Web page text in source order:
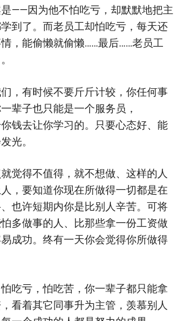
——因为他不怕吃亏，却默默地把主
到了。而老员工却怕吃亏，每天还
，能偷懒就偷懒……最后……老员工
，有时候不要斤斤计较，你任何事
辈子也只能是一个服务员，
钱去让你学习的。只要心态好、能
光。
觉得不值得，就不想做、这样的人
，要知道你现在所做得一切都是在
也许短期内你是比别人辛苦。可将
多做事的人、比那些拿一份工资做
成功。终有一天你会觉得你所做得
吃亏，怕吃苦，你一辈子都只能拿
看着其它同事升为主管，羡慕别人